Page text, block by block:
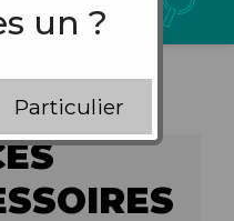
un ?
Particulier